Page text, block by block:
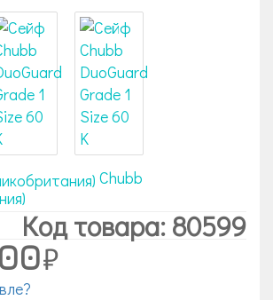
Chubb
Код товара: 80599